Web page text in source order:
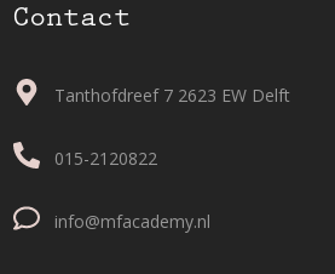
Contact
Tanthofdreef 7 2623 EW Delft
015-2120822
info@mfacademy.nl